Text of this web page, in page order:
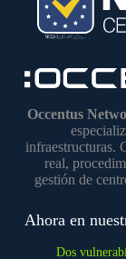
Occentus
infraestructuras.
real,
gestión de
Ahora en
Dos